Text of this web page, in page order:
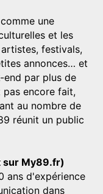
une
et les
festivals,
annonces… et
end par plus de
pas encore fait,
au nombre de
réunit un public
sur My89.fr)
ans d'expérience
dans